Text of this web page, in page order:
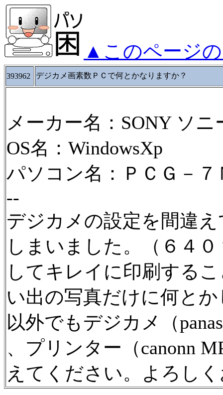
▲このページ
393962 デジカメ画素数ＰＣで何とかなりますか？
メーカー名：SONY ソニ
OS名：WindowsXp
パソコン名：ＰＣＧ－７
--
デジカメの設定を間違
しまいました。（６４
してキレイに印刷する
い出の写真だけに何と
以外でもデジカメ（
、プリンター（canonn
えてください。よろし